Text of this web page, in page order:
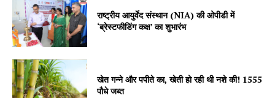
राष्ट्रीय आयुर्वेद संस्थान (NIA) की ओपीडी में
‘ब्रेस्टफीडिंग कक्ष’ का शुभारंभ
खेत गन्ने और पपीते का, खेती हो रही थी नशे की! 1555
पौधे जब्त